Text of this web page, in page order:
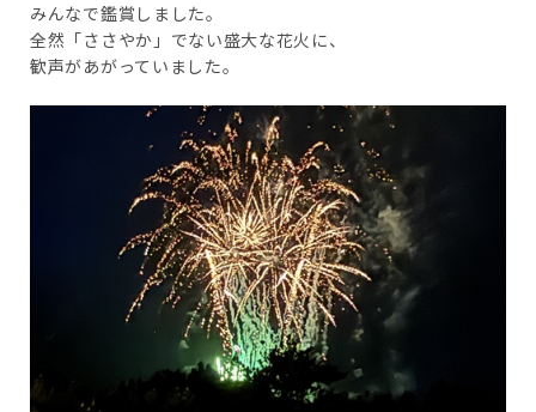
みんなで鑑賞しました。
全然「ささやか」でない盛大な花火に、
歓声があがっていました。